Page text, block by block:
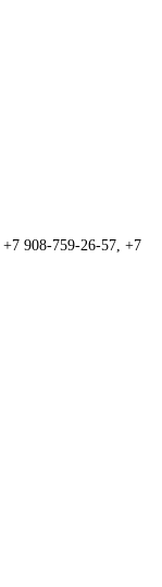
+7 908-759-26-57, +7